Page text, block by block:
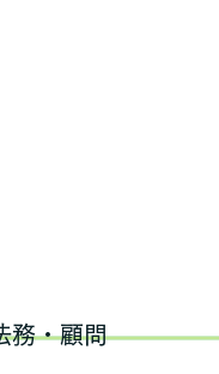
務・顧問